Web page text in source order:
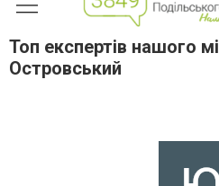
Топ експертів нашого
Островський